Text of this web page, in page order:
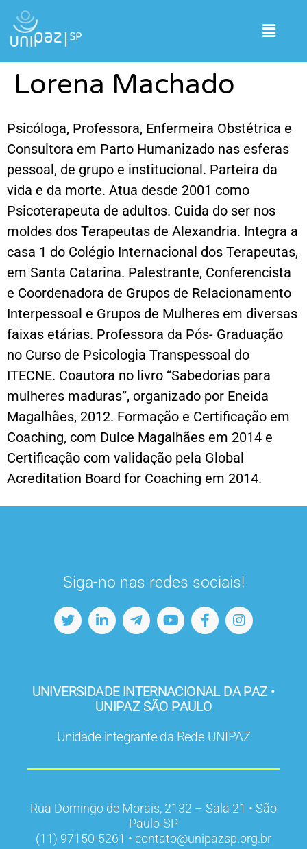
Lorena Machado
Psicóloga, Professora, Enfermeira Obstétrica e
Consultora em Parto Humanizado nas esferas
pessoal, de grupo e institucional. Parteira da
vida e da morte. Atua desde 2001 como
Psicoterapeuta de adultos. Cuida do ser nos
moldes dos Terapeutas de Alexandria. Integra a
casa 1 do Colégio Internacional dos Terapeutas,
em Santa Catarina. Palestrante, Conferencista
e Coordenadora de Grupos de Relacionamento
Interpessoal e Grupos de Mulheres em diversas
faixas etárias. Professora da Pós- Graduação
no Curso de Psicologia Transpessoal do
ITECNE. Coautora no livro “Sabedorias para
mulheres maduras”, organizado por Eneida
Magalhães, 2012. Formação e Certificação em
Coaching, com Dulce Magalhães em 2014 e
Certificação com validação pela Global
Acreditation Board for Coaching em 2014.
Siga-no nas redes sociais!
UNIVERSIDADE INTERNACIONAL DA PAZ •
UNIPAZ SÃO PAULO
Unidade integrante da Rede UNIPAZ
Rua Domingo de Morais, 2132 – Sala 21 • São
Paulo-SP
(11) 97150-5261 • contato@unipazsp.org.br